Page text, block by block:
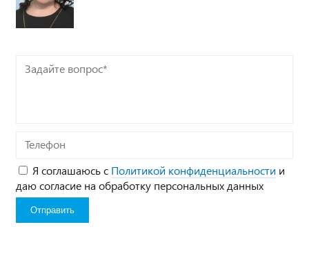
Задайте
Телефон
Я соглашаюсь с Политикой конфиденциальности и
даю согласие на обработку персональных данных